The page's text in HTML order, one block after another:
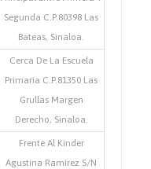
Segunda C.P.80398 Las
Bateas, Sinaloa.
Cerca De La Escuela
Primaria C.P.81350 Las
Grullas Margen
Derecho, Sinaloa.
Frente Al Kinder
Agustina Ramírez S/N